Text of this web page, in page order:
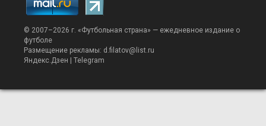
© 2007–2026 г. «Футбольная страна» — ежедневное издание о
футболе
Размещение рекламы: d.filatov@list.ru
Яндекс.Дзен
Telegram